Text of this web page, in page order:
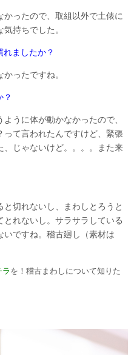
ったので、取組以外で土俵に
持ちでした。
ましたか？
ったですね。
うに体が動かなかったので、
って言われたんですけど、緊張
、じゃないけど。。。。また来
切れないし、まわしとろうと
れないし。サラサラしている
いですね。稽古廻し（素材は
ラを！稽古まわしについて知りた